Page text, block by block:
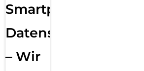
Smartphone
Datensicherung
– Wir